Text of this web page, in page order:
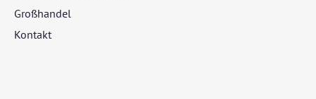
Großhandel
Kontakt